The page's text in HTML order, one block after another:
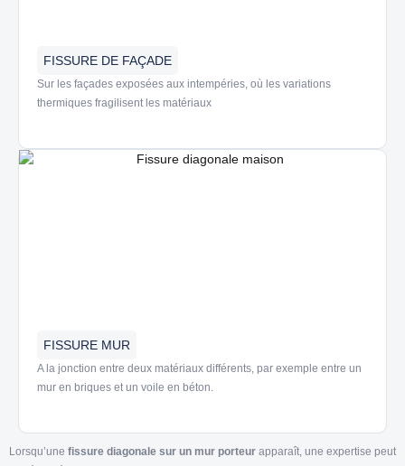
FISSURE DE FAÇADE
Sur les façades exposées aux intempéries , où les variations
thermiques fragilisent les matériaux
FISSURE MUR
A la jonction entre deux matériaux différents, par exemple entre un
mur en briques et un voile en béton.
Lorsqu’une fissure diagonale sur un mur porteur apparaît, une expertise peut